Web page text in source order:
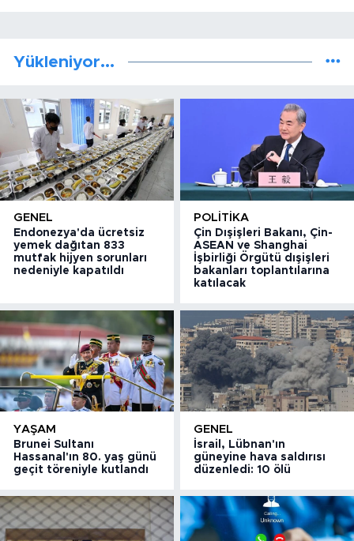
Yükleniyor...
GENEL
Endonezya'da ücretsiz
yemek dağıtan 833
mutfak hijyen sorunları
nedeniyle kapatıldı
POLITIKA
Çin Dışişleri Bakanı, Çin-
ASEAN ve Shanghai
İşbirliği Örgütü dışişleri
bakanları toplantılarına
katılacak
YAŞAM
Brunei Sultanı
Hassanal'ın 80. yaş günü
geçit töreniyle kutlandı
GENEL
İsrail, Lübnan'ın
güneyine hava saldırısı
düzenledi: 10 ölü